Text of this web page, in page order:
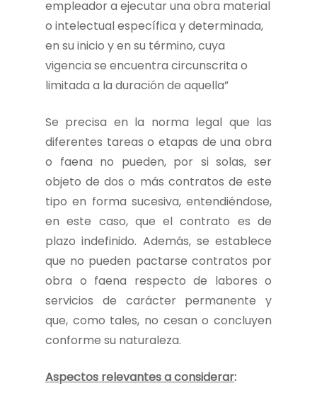
empleador a ejecutar una obra material
o intelectual específica y determinada,
en su inicio y en su término, cuya
vigencia se encuentra circunscrita o
limitada a la duración de aquella”
Se precisa en la norma legal que las
diferentes tareas o etapas de una obra
o faena no pueden, por si solas, ser
objeto de dos o más contratos de este
tipo en forma sucesiva, entendiéndose,
en este caso, que el contrato es de
plazo indefinido. Además, se establece
que no pueden pactarse contratos por
obra o faena respecto de labores o
servicios de carácter permanente y
que, como tales, no cesan o concluyen
conforme su naturaleza.
Aspectos relevantes a considerar: